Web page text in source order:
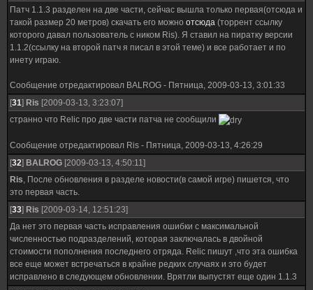
Патч 1.1.3 разделен на две части, сейчас вышла только первая(отсюда и
такой размер 20 метров) скачать его можно отсюда (торрент ссылку
которого давал пользователь с ником Ris). Я ставил на пиратку версии
1.1.2(ссылку на второй патч я писал в этой теме) и все работает и по
инету играю.
Сообщение отредактировал BALROG - Пятница, 2009-03-13, 3:01:33
[31] Ris [2009-03-13, 3:23:07]
странно что Relic про две части патча не сообщили
Сообщение отредактировал Ris - Пятница, 2009-03-13, 4:26:29
[32] BALROG [2009-03-13, 4:50:11]
Ris, После обновления в разделе новости(в самой игре) пишется, что
это первая часть.
[33] Ris [2009-03-14, 12:51:23]
Да нет это первая часть исправления ошибки с максимальной
численностью подразделений, которая заключалась в двойной
стоимости пополнения последнего отряда. Relic пишут ,что эта ошибка
все еще может встречаться в крайне редких случаях и это будет
исправлено в следующем обновлении. Врятли выпустят еще один 1.1.3